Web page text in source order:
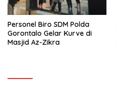
Personel Biro SDM Polda
Gorontalo Gelar Kurve di
Masjid Az-Zikra